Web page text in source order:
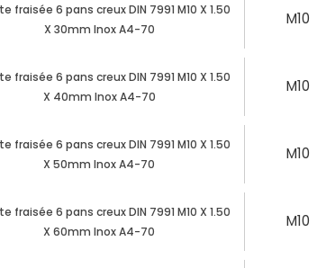
fraisée 6 pans creux DIN 7991 M10 X 1.50
X 30mm Inox A4-70
M10
fraisée 6 pans creux DIN 7991 M10 X 1.50
X 40mm Inox A4-70
M10
fraisée 6 pans creux DIN 7991 M10 X 1.50
X 50mm Inox A4-70
M10
fraisée 6 pans creux DIN 7991 M10 X 1.50
X 60mm Inox A4-70
M10